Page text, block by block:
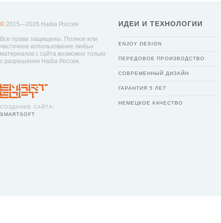
© 2015—2026 Haiba Россия
Все права защищены. Полное или
частичное использование любых
материалов с сайта возможно только
с разрешения Haiba Россия.
СОЗДАНИЕ САЙТА:
SMARTSOFT
ИДЕИ И ТЕХНОЛОГИИ
ENJOY DESIGN
ПЕРЕДОВОЕ ПРОИЗВОДСТВО
СОВРЕМЕННЫЙ ДИЗАЙН
ГАРАНТИЯ 5 ЛЕТ
НЕМЕЦКОЕ КАЧЕСТВО